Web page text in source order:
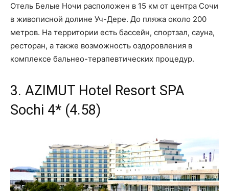
Отель Белые Ночи расположен в 15 км от центра Сочи
в живописной долине Уч-Дере. До пляжа около 200
метров. На территории есть бассейн, спортзал, сауна,
ресторан, а также возможность оздоровления в
комплексе бальнео-терапевтических процедур.
3. AZIMUT Hotel Resort SPA
Sochi 4* (4.58)